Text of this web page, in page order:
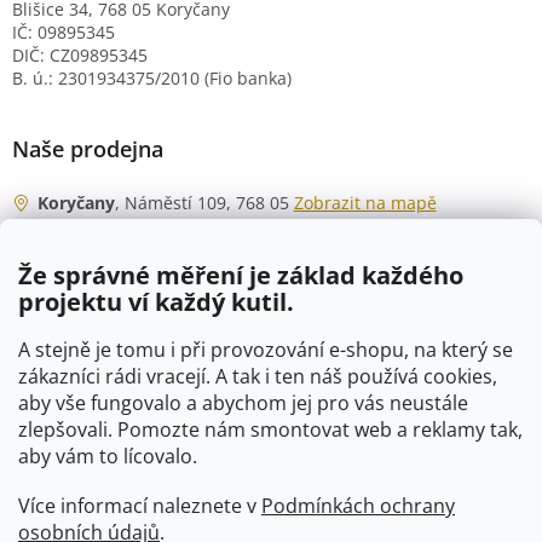
Že správné měření je základ každého
projektu ví každý kutil.
A stejně je tomu i při provozování e-shopu, na který se
zákazníci rádi vracejí. A tak i ten náš používá cookies,
aby vše fungovalo a abychom jej pro vás neustále
zlepšovali. Pomozte nám smontovat web a reklamy tak,
aby vám to lícovalo.
Více informací naleznete v Podmínkách ochrany
osobních údajů.
Blišice 34, 768 05 Koryčany
IČ: 09895345
DIČ: CZ09895345
B. ú.: 2301934375/2010 (Fio banka)
Naše prodejna
Koryčany, Náměstí 109, 768 05Zobrazit na mapě
Po - Čt
06:00 - 07:00
07:30 - 15:30
Pá
06:00 - 07:00
07:30 - 15:00
So
07:00 - 10:00
Ne
zavřeno